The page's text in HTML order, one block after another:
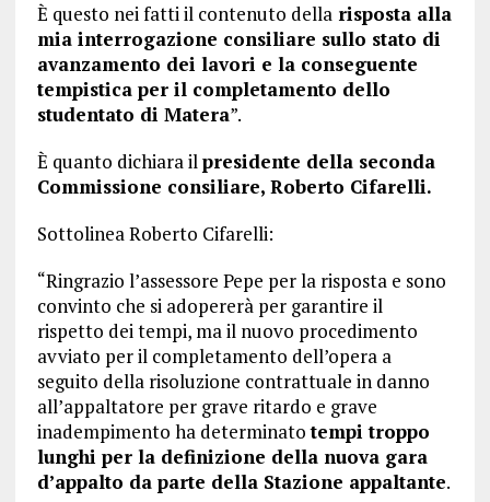
È questo nei fatti il contenuto dellarisposta alla
mia interrogazione consiliare sullo stato di
avanzamento dei lavori e la conseguente
tempistica per il completamento dello
studentato di Matera”.
È quanto dichiara ilpresidente della seconda
Commissione consiliare, Roberto Cifarelli.
Sottolinea Roberto Cifarelli:
“Ringrazio l’assessore Pepe per la risposta e sono
convinto che si adopererà per garantire il
rispetto dei tempi, ma il nuovo procedimento
avviato per il completamento dell’opera a
seguito della risoluzione contrattuale in danno
all’appaltatore per grave ritardo e grave
inadempimento ha determinatotempi troppo
lunghi per la definizione della nuova gara
d’appalto da parte della Stazione appaltante.